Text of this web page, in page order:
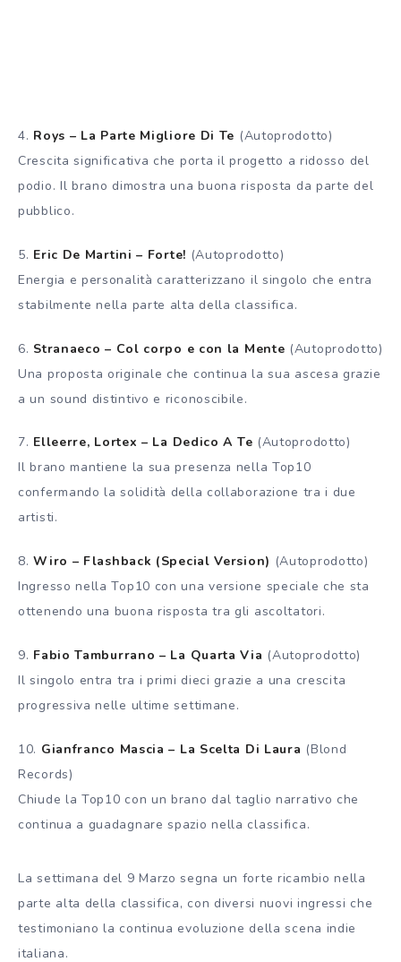
4. Roys – La Parte Migliore Di Te (Autoprodotto)
Crescita significativa che porta il progetto a ridosso del
podio. Il brano dimostra una buona risposta da parte del
pubblico.
5. Eric De Martini – Forte! (Autoprodotto)
Energia e personalità caratterizzano il singolo che entra
stabilmente nella parte alta della classifica.
6. Stranaeco – Col corpo e con la Mente (Autoprodotto)
Una proposta originale che continua la sua ascesa grazie
a un sound distintivo e riconoscibile.
7. Elleerre, Lortex – La Dedico A Te (Autoprodotto)
Il brano mantiene la sua presenza nella Top10
confermando la solidità della collaborazione tra i due
artisti.
8.Wiro – Flashback (Special Version) (Autoprodotto)
Ingresso nella Top10 con una versione speciale che sta
ottenendo una buona risposta tra gli ascoltatori.
9. Fabio Tamburrano – La Quarta Via (Autoprodotto)
Il singolo entra tra i primi dieci grazie a una crescita
progressiva nelle ultime settimane.
10. Gianfranco Mascia – La Scelta Di Laura (Blond
Records)
Chiude la Top10 con un brano dal taglio narrativo che
continua a guadagnare spazio nella classifica.
La settimana del 9 Marzo segna un forte ricambio nella
parte alta della classifica, con diversi nuovi ingressi che
testimoniano la continua evoluzione della scena indie
italiana.